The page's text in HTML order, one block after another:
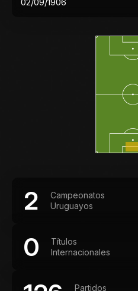
2
Campeonatos
Uruguayos
0
Títulos
Internacionales
Partidos